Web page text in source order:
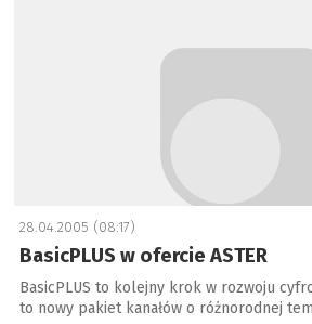
28.04.2005 (08:17)
BasicPLUS w ofercie ASTER
BasicPLUS to kolejny krok w rozwoju
to nowy pakiet kanałów o różnorodnej